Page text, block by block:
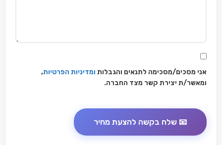
אני מסכים/מסכימה לתנאים והגבלות ומדיניות הפרטיות,
ומאשר/ת יצירת קשר מצד החברה.